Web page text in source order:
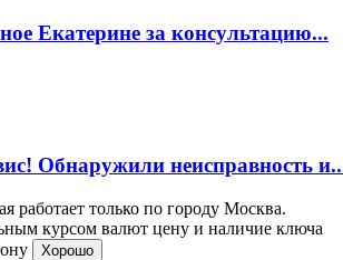
Екатерине за консультацию...
Обнаружили неисправность
работает только по городу Москва.
курсом валют цену и наличие ключа
Хорошо